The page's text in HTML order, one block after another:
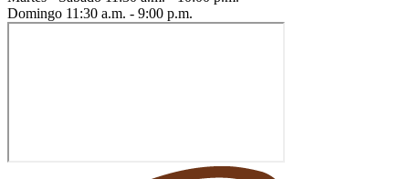
Domingo 11:30 a.m. - 9:00 p.m.